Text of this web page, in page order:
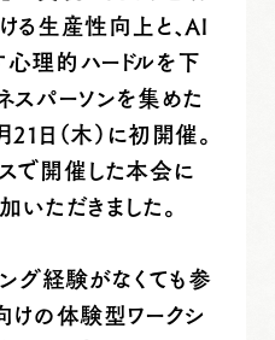
る生産性向上と、AI
理的ハードルを下
スパーソンを集めた
日（木）に初開催。
で開催した本会に
ただきました。
ング経験がなくても参
けの体験型ワークシ